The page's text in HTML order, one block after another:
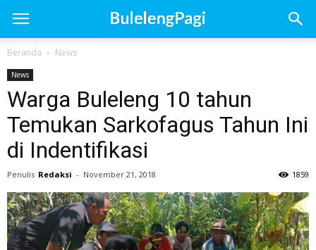
Beranda News
News
Warga Buleleng 10 tahun
Temukan Sarkofagus Tahun Ini
di Indentifikasi
Penulis Redaksi - November 21, 2018 1859